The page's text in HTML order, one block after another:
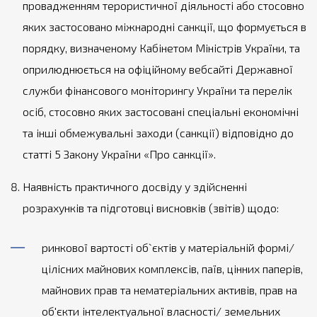
провадженням терористичної діяльності або стосовно
яких застосовано міжнародні санкції, що формується в
порядку, визначеному Кабінетом Міністрів України, та
оприлюднюється на офіційному вебсайті Державної
служби фінансового моніторингу України та перелік
осіб, стосовно яких застосовані спеціальні економічні
та інші обмежувальні заходи (санкції) відповідно до
статті 5 Закону України «Про санкції».
Наявність практичного досвіду у здійсненні
розрахунків та підготовці висновків (звітів) щодо:
ринкової вартості об`єктів у матеріальній формі/
цілісних майнових комплексів, паїв, цінних паперів,
майнових прав та нематеріальних активів, прав на
об'єкти інтелектуальної власності/ земельних